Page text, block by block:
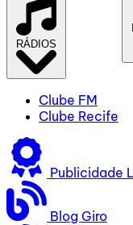
RÁDIOS
Clube FM
Clube Recife
Publicidade
Blog Giro